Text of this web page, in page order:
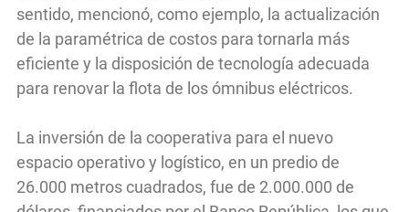
sentido, mencionó, como ejemplo, la actualización
de la paramétrica de costos para tornarla más
eficiente y la disposición de tecnología adecuada
para renovar la flota de los ómnibus eléctricos.
La inversión de la cooperativa para el nuevo
espacio operativo y logístico, en un predio de
26.000 metros cuadrados, fue de 2.000.000 de